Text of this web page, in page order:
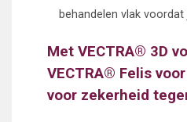
behandelen vlak
Met VECTRA® 3D
VECTRA® Felis
voor zekerheid